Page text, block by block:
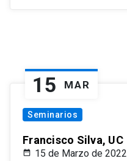
15 MAR
Seminarios
Francisco Silva, UC
15 de Marzo de 2022